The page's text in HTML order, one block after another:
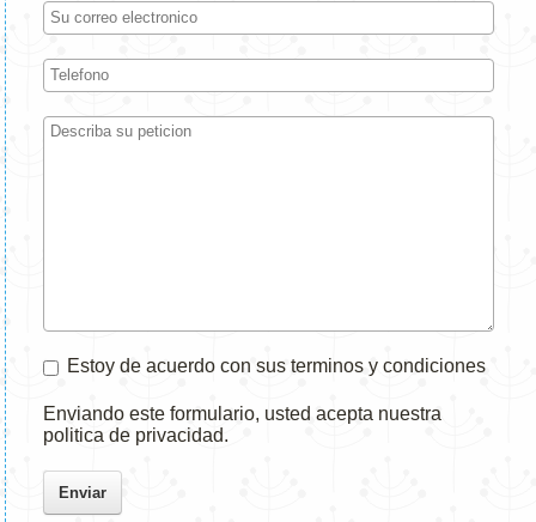
Estoy de acuerdo con sus terminos y condiciones
Enviando este formulario, usted acepta nuestra
politica de privacidad.
Enviar